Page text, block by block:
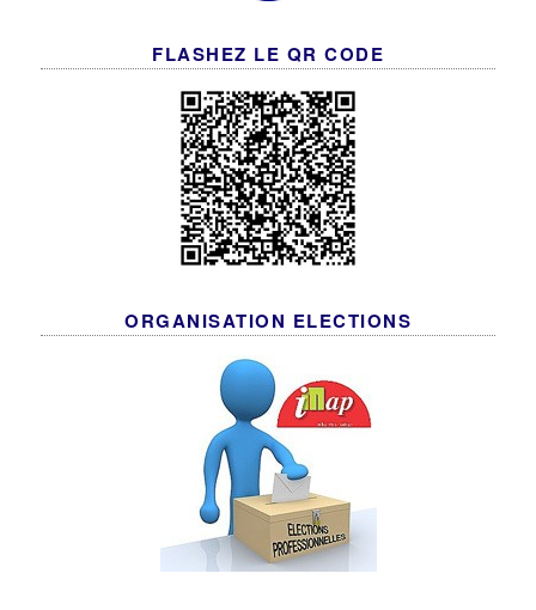
FLASHEZ LE QR CODE
ORGANISATION ELECTIONS